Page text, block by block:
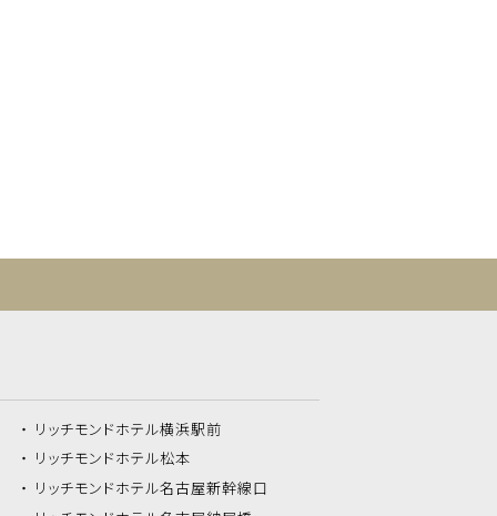
リッチモンドホテル横浜駅前
リッチモンドホテル松本
リッチモンドホテル名古屋新幹線口